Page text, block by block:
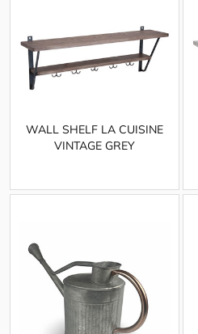
WALL SHELF LA CUISINE
VINTAGE GREY